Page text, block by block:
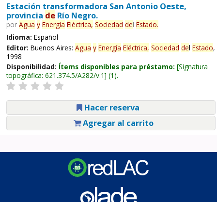
Estación transformadora San Antonio Oeste,
provincia deRío Negro.
por Agua y Energía Eléctrica, Sociedad del Estado.
Idioma: Español
Editor: Buenos Aires: Agua y Energía Eléctrica, Sociedad del Estado,
1998
Disponibilidad: Ítems disponibles para préstamo: Signatura
topográfica: 621.374.5/A282/v.1 (1).
Hacer reserva
Agregar al carrito